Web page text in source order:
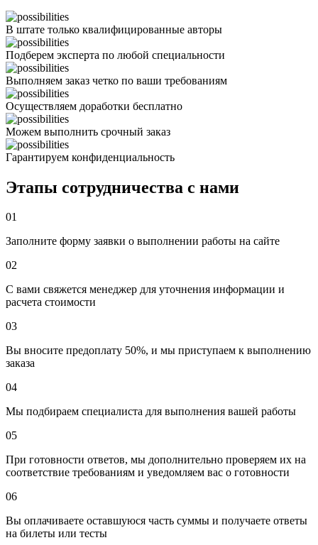
В штате только квалифицированные авторы
Подберем эксперта по любой специальности
Выполняем заказ четко по ваши требованиям
Осуществляем доработки бесплатно
Можем выполнить срочный заказ
Гарантируем конфиденциальность
Этапы сотрудничества с нами
01
Заполните форму заявки о выполнении работы на сайте
02
С вами свяжется менеджер для уточнения информации и
расчета стоимости
03
Вы вносите предоплату 50%, и мы приступаем к выполнению
заказа
04
Мы подбираем специалиста для выполнения вашей работы
05
При готовности ответов, мы дополнительно проверяем их на
соответствие требованиям и уведомляем вас о готовности
06
Вы оплачиваете оставшуюся часть суммы и получаете ответы
на билеты или тесты